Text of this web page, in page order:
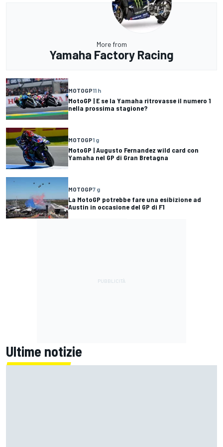
More from
Yamaha Factory Racing
MOTOGP11 h
MotoGP | E se la Yamaha ritrovasse il numero 1
nella prossima stagione?
MOTOGP1 g
MotoGP | Augusto Fernandez wild card con
Yamaha nel GP di Gran Bretagna
MOTOGP7 g
La MotoGP potrebbe fare una esibizione ad
Austin in occasione del GP di F1
Ultime notizie